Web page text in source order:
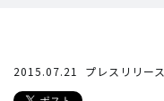
2015.07.21 プレスリリース